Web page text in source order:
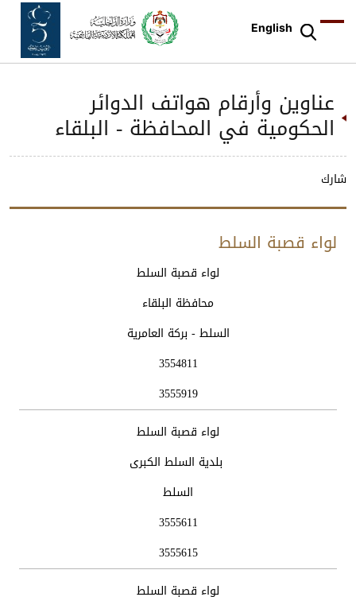
English
عناوين وأرقام هواتف الدوائر
الحكومية في المحافظة - البلقاء
شارك
لواء قصبة السلط
هاتففاكس
الدائرة
لواء قصبة السلط
محافظة البلقاء
السلط - بركة العامرية
3554811
3555919
لواء قصبة السلط
بلدية السلط الكبرى
السلط
3555611
3555615
لواء قصبة السلط